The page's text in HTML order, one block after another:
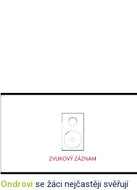
Ondrovi se žáci nejčastěji svěřují